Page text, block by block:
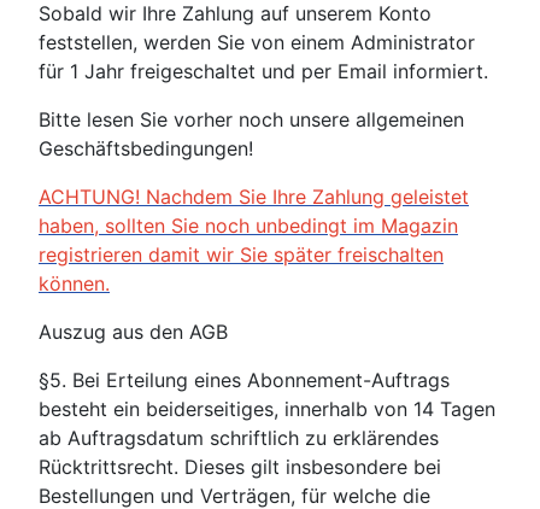
Sobald wir Ihre Zahlung auf unserem Konto
feststellen, werden Sie von einem Administrator
für 1 Jahr freigeschaltet und per Email informiert.
Bitte lesen Sie vorher noch unsere allgemeinen
Geschäftsbedingungen!
ACHTUNG! Nachdem Sie Ihre Zahlung geleistet
haben, sollten Sie noch unbedingt im Magazin
registrieren damit wir Sie später freischalten
können.
Auszug aus den AGB
§5. Bei Erteilung eines Abonnement-Auftrags
besteht ein beiderseitiges, innerhalb von 14 Tagen
ab Auftragsdatum schriftlich zu erklärendes
Rücktrittsrecht. Dieses gilt insbesondere bei
Bestellungen und Verträgen, für welche die